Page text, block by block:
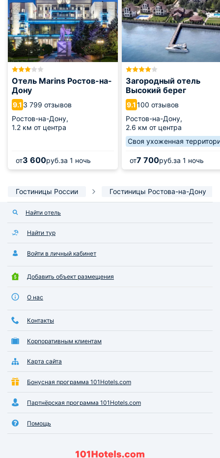
Отель Marins Ростов-на-
Дону
9.1 3 799 отзывов
Ростов-на-Дону,
1.2 км от центра
от3 600руб.за 1 ночь
Загородный отель
Высокий берег
9.1100 отзывов
Ростов-на-Дону,
2.6 км от центра
Своя ухоженная
от7 700руб.за 1 ночь
Гостиницы России Гостиницы Ростова-на-Дону
Найти отель
Найти тур
Войти в личный кабинет
Добавить объект размещения
О нас
Контакты
Корпоративным клиентам
Карта сайта
Бонусная программа 101Hotels.com
Партнёрская программа 101Hotels.com
Помощь